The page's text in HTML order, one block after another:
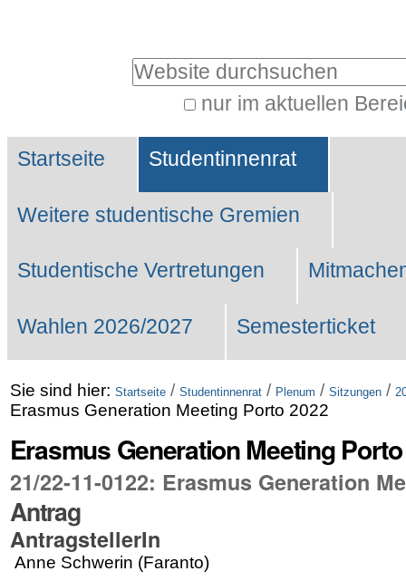
Website durchsuchen
nur im aktuellen
Suche…
Sektionen
Startseite Studentinnenrat
Weitere studentische Gremien
Studentische Vertretungen
Wahlen 2026/2027 Semesterticket
Sie sind hier: Startseite / Studentinnenrat / Plenum / Sitzungen /
Erasmus Generation Meeting Porto 2022
Erasmus Generation Meeting
21/22-11-0122: Erasmus Generation
Antrag
AntragstellerIn
Anne Schwerin (Faranto)